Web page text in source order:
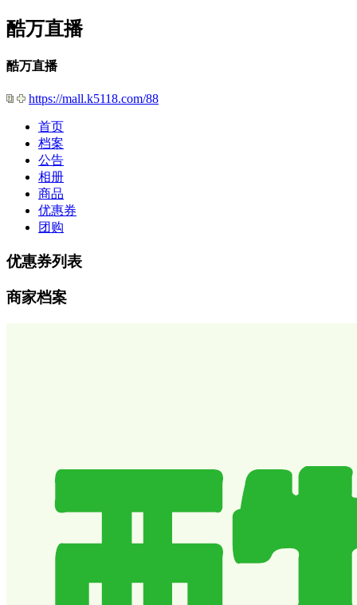
酷万直播
酷万直播
https://mall.k5118.com/88
首页
档案
公告
相册
商品
优惠券
团购
优惠券列表
商家档案